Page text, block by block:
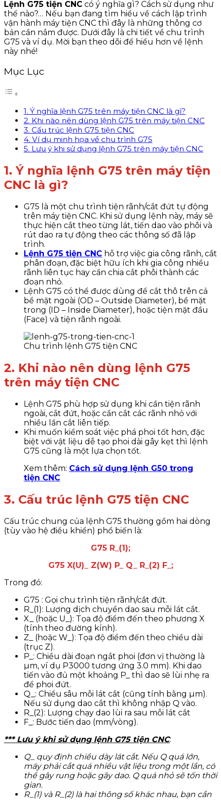
Lệnh G75 tiện CNC có ý nghĩa gì? Cách sử dụng như
thế nào?… Nếu bạn đang tìm hiểu về cách lập trình
vận hành máy tiện CNC thì đây là những thông cơ
bản cần nắm được. Dưới đây là chi tiết về chu trình
G75 và ví dụ. Mời bạn theo dõi để hiểu hơn về lệnh
này nhé!
Mục Lục
1. Ý nghĩa lệnh G75 trên máy tiện CNC là gì?
2. Khi nào nên dùng lệnh G75 trên máy tiện CNC
3. Cấu trúc lệnh G75 tiện CNC
4. Ví dụ minh họa về chu trình G75
5. Lưu ý khi sử dụng lệnh G75 trên máy tiện CNC
1. Ý nghĩa lệnh G75 trên máy tiện
CNC là gì?
G75 là một chu trình tiện rãnh/cắt đứt tự động
trên máy tiện CNC. Khi sử dụng lệnh này, máy sẽ
thực hiện cắt theo từng lát, tiến dao vào phôi và
rút dao ra tự động theo các thông số đã lập
trình.
Lệnh G75 tiện CNC hỗ trợ việc gia công rãnh, cắt
phân đoạn, đặc biệt hữu ích khi gia công nhiều
rãnh liên tục hay cần chia cắt phôi thành các
đoạn nhỏ.
Lệnh G75 có thể được dùng để cắt thô trên cả
bề mặt ngoài (OD – Outside Diameter), bề mặt
trong (ID – Inside Diameter), hoặc tiện mặt đầu
(Face) và tiện rãnh ngoài.
Chu trình lệnh G75 tiện CNC
2. Khi nào nên dùng lệnh G75
trên máy tiện CNC
Lệnh G75 phù hợp sử dụng khi cần tiện rãnh
ngoài, cắt đứt, hoặc cần cắt các rãnh nhỏ với
nhiều lần cắt liên tiếp.
Khi muốn kiểm soát việc phá phoi tốt hơn, đặc
biệt với vật liệu dễ tạo phoi dài gây kẹt thì lệnh
G75 cũng là một lựa chọn tốt.
Xem thêm: Cách sử dụng lệnh G50 trong
tiện CNC
3. Cấu trúc lệnh G75 tiện CNC
Cấu trúc chung của lệnh G75 thường gồm hai dòng
(tùy vào hệ điều khiển) phổ biến là:
G75 R_(1);
G75 X(U)_ Z(W) P_ Q_ R_(2) F_;
Trong đó:
G75 : Gọi chu trình tiện rãnh/cắt đứt.
R_(1): Lượng dịch chuyển dao sau mỗi lát cắt.
X_ (hoặc U_): Tọa độ điểm đến theo phương X
(tính theo đường kính).
Z_ (hoặc W_): Tọa độ điểm đến theo chiều dài
(trục Z).
P_: Chiều dài đoạn ngắt phoi (đơn vị thường là
µm, ví dụ P3000 tương ứng 3.0 mm). Khi dao
tiến vào đủ một khoảng P_ thì dao sẽ lùi nhẹ ra
để phoi đứt.
Q_: Chiều sâu mỗi lát cắt (cũng tính bằng µm).
Nếu sử dụng dao cắt thì không nhập Q vào.
R_(2): Lượng chạy dao lùi ra sau mỗi lát cắt
F_: Bước tiến dao (mm/vòng).
*** Lưu ý khi sử dụng lệnh G75 tiện CNC:
Q_ quy định chiều dày lát cắt. Nếu Q quá lớn,
máy phải cắt quá nhiều vật liệu trong một lần, có
thể gây rung hoặc gãy dao. Q quá nhỏ sẽ tốn thời
gian.
R_(1) và R_(2) là hai thông số khác nhau, bạn cần